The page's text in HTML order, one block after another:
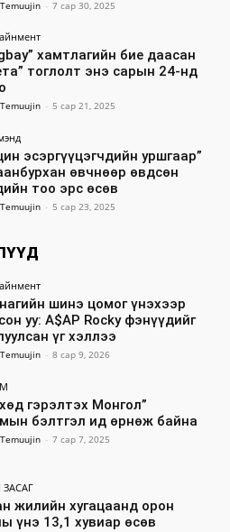
- 7 сар 30, 2025
хамтлагийн бие даасан
тоглолт энэ сарын 24-нд
- 5 сар 21, 2025
эсэргүүцэгчдийн уршгаар”
өвчнөөр өвдсөн
тоо эрс өсөв
- 5 сар 23, 2025
шинэ цомог үнэхээр
уу: A$AP Rocky фэнүүдийг
үг хэллээ
- 8 сар 9, 2026
гэрэлтэх Монгол”
бэлтгэл ид өрнөж байна
- 7 сар 7, 2025
жилийн хугацаанд орон
үнэ 13,1 хувиар өсөв